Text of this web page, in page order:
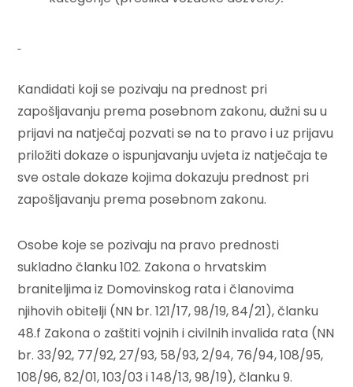
Kandidati koji se pozivaju na prednost pri
zapošljavanju prema posebnom zakonu, dužni su u
prijavi na natječaj pozvati se na to pravo i uz prijavu
priložiti dokaze o ispunjavanju uvjeta iz natječaja te
sve ostale dokaze kojima dokazuju prednost pri
zapošljavanju prema posebnom zakonu.
Osobe koje se pozivaju na pravo prednosti
sukladno članku 102. Zakona o hrvatskim
braniteljima iz Domovinskog rata i članovima
njihovih obitelji (NN br. 121/17, 98/19, 84/21), članku
48.f Zakona o zaštiti vojnih i civilnih invalida rata (NN
br. 33/92, 77/92, 27/93, 58/93, 2/94, 76/94, 108/95,
108/96, 82/01, 103/03 i 148/13, 98/19), članku 9.